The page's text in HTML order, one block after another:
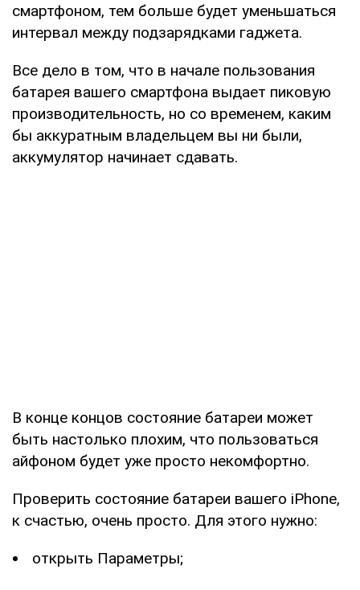
смартфоном, тем больше будет уменьшаться
интервал между подзарядками гаджета.
Все дело в том, что в начале пользования
батарея вашего смартфона выдает пиковую
производительность, но со временем, каким
бы аккуратным владельцем вы ни были,
аккумулятор начинает сдавать.
В конце концов состояние батареи может
быть настолько плохим, что пользоваться
айфоном будет уже просто некомфортно.
Проверить состояние батареи вашего iPhone,
к счастью, очень просто. Для этого нужно:
открыть Параметры;